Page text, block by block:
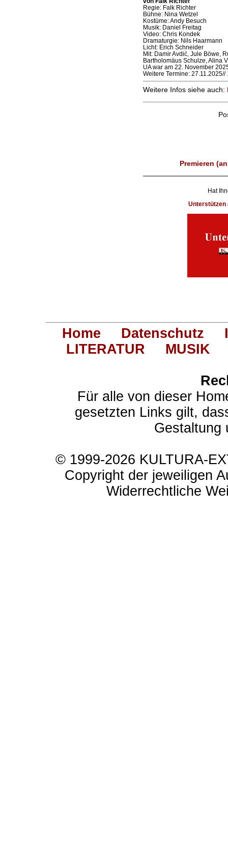
Regie: Falk Richter
Bühne: Nina Wetzel
Kostüme: Andy Besuch
Musik: Daniel Freitag
Video: Chris Kondek
Dramaturgie: Nils Haarmann
Licht: Erich Schneider
Mit: Damir Avdić, Jule Böwe,
Bartholomäus Schulze, Alina
UA war am 22. November
Weitere Termine:
Weitere Infos siehe auch:
Premieren
Hat
Unterstützen
Home Datenschutz
LITERATUR
MUSIK
Für alle von dieser
gesetzten Links gilt,
Gestaltung
© 1999-2026 KULTURA-
Copyright der jeweiligen
Widerrechtliche